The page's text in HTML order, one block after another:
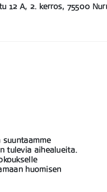
12 A, 2. kerros, 75500
suuntaamme
tulevia aihealueita.
huomisen